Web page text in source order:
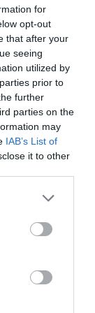
for
opt-out
that after your
seeing
utilized by
prior to
further
parties on the
may
IAB’s List of
it to other
de un
las 27
farmacias
De ellos,
han
S.L.,
Cilag,
los
forma
ha estado
que
al precio